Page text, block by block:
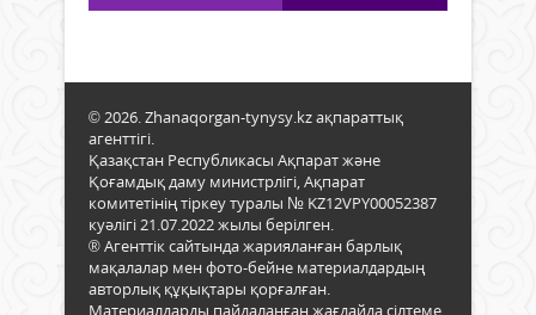
© 2026. Zhanaqorgan-tynysy.kz ақпараттық
агенттігі.
Қазақстан Республикасы Ақпарат және
Қоғамдық даму министрлігі, Ақпарат
комитетінің тіркеу туралы № KZ12VPY00052387
куәлігі 21.07.2022 жылы берілген.
® Агенттік сайтында жарияланған барлық
мақалалар мен фото-бейне материалдардың
авторлық құқықтары қорғалған.
Материалдарды пайдаланған жағдайда сілтеме